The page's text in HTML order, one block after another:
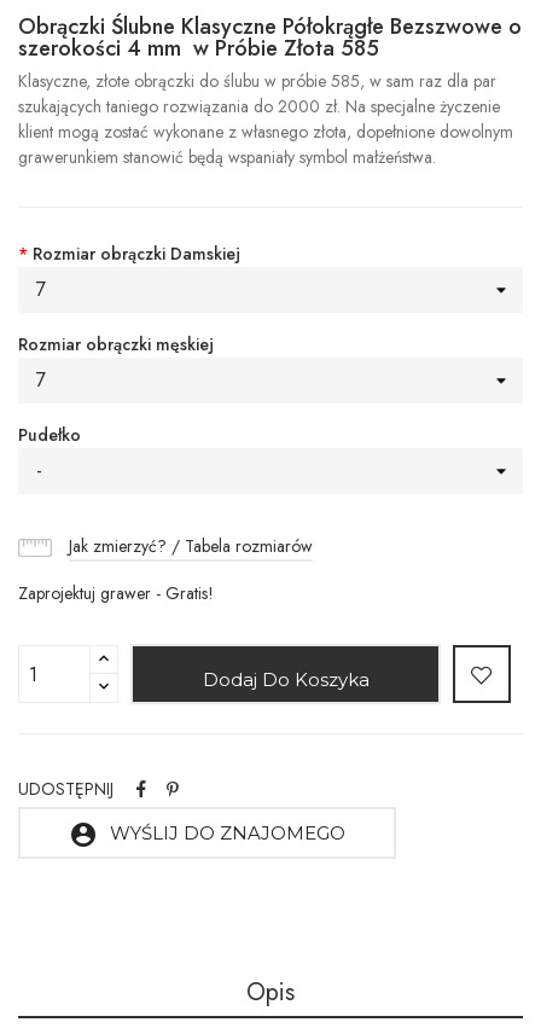
Obrączki Ślubne Klasyczne Półokrągłe Bezszwowe o
szerokości 4 mm w Próbie Złota 585
Klasyczne, złote obrączki do ślubu w próbie 585, w sam raz dla par
szukających taniego rozwiązania do 2000 zł. Na specjalne życzenie
klient mogą zostać wykonane z własnego złota, dopełnione dowolnym
grawerunkiem stanowić będą wspaniały symbol małżeństwa.
* Rozmiar obrączki Damskiej
7
Rozmiar obrączki męskiej
7
Pudełko
-
Jak zmierzyć? / Tabela rozmiarów
Zaprojektuj grawer - Gratis!
Dodaj Do Koszyka
UDOSTĘPNIJ
account_circle WYŚLIJ DO ZNAJOMEGO
Opis